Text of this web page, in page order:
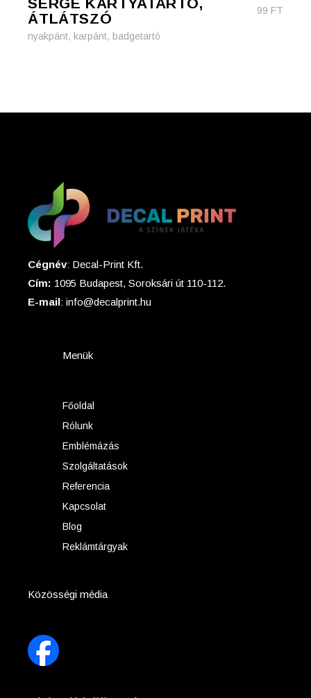
ÁTLÁTSZÓ
99 FT
nyakpánt, karpánt, badgetartó
Cégnév: Decal-Print Kft.
Cím: 1095 Budapest, Soroksári út 110-112.
E-mail: info@decalprint.hu
Menük
Főoldal
Rólunk
Emblémázás
Szolgáltatások
Referencia
Kapcsolat
Blog
Reklámtárgyak
Közösségi média